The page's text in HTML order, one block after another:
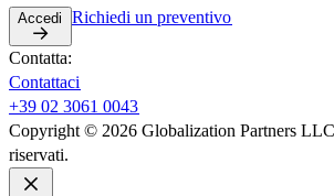
Accedi​​ Richiedi un preventivo​​
Contatta:​​
Contattaci​​
+39 02 3061 0043​​
Copyright © 2026 Globalization Partners
riservati.​​